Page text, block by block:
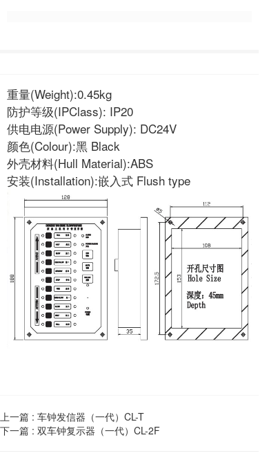
重量(Weight):0.45kg
防护等级(IPClass): IP20
供电电源(Power Supply): DC24V
颜色(Colour):黑 Black
外壳材料(Hull Material):ABS
安装(Installation):嵌入式 Flush type
上一篇 : 车钟发信器（一代）CL-T
下一篇 : 双车钟复示器（一代）CL-2F